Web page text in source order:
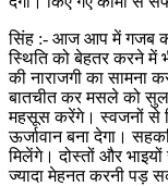
सिंह :- आज आप में गजब
स्थिति को बेहतर करने में
की नाराजगी का
बातचीत कर मसले को
महसूस करेंगे। स्वजनों से
ऊर्जावान बना देगा।
मिलेंगे। दोस्तों और
ज्यादा मेहनत करनी पड़